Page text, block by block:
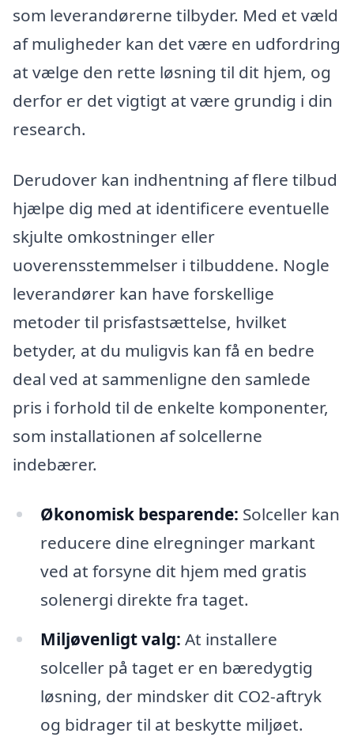
som leverandørerne tilbyder. Med et væld
af muligheder kan det være en udfordring
at vælge den rette løsning til dit hjem, og
derfor er det vigtigt at være grundig i din
research.
Derudover kan indhentning af flere tilbud
hjælpe dig med at identificere eventuelle
skjulte omkostninger eller
uoverensstemmelser i tilbuddene. Nogle
leverandører kan have forskellige
metoder til prisfastsættelse, hvilket
betyder, at du muligvis kan få en bedre
deal ved at sammenligne den samlede
pris i forhold til de enkelte komponenter,
som installationen af solcellerne
indebærer.
Økonomisk besparende: Solceller kan
reducere dine elregninger markant
ved at forsyne dit hjem med gratis
solenergi direkte fra taget.
Miljøvenligt valg: At installere
solceller på taget er en bæredygtig
løsning, der mindsker dit CO2-aftryk
og bidrager til at beskytte miljøet.